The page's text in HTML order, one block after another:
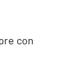
con